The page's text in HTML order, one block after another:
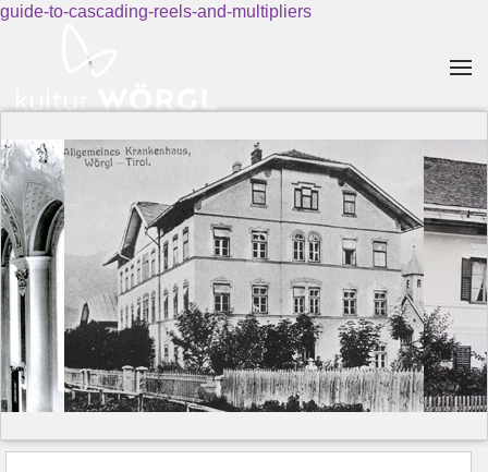
guide-to-cascading-reels-and-multipliers